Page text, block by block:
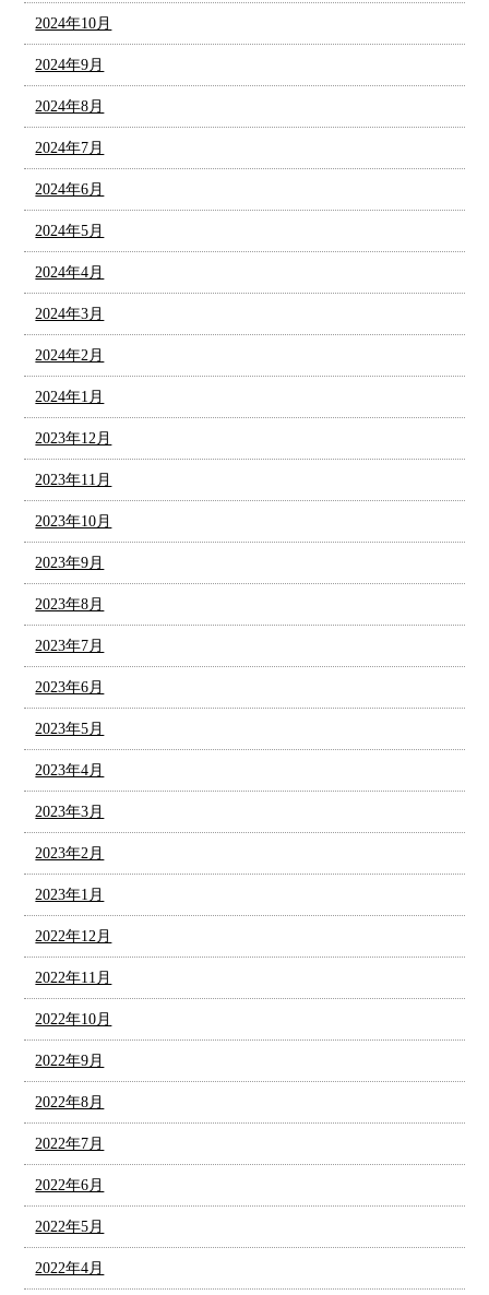
2024年10月
2024年9月
2024年8月
2024年7月
2024年6月
2024年5月
2024年4月
2024年3月
2024年2月
2024年1月
2023年12月
2023年11月
2023年10月
2023年9月
2023年8月
2023年7月
2023年6月
2023年5月
2023年4月
2023年3月
2023年2月
2023年1月
2022年12月
2022年11月
2022年10月
2022年9月
2022年8月
2022年7月
2022年6月
2022年5月
2022年4月